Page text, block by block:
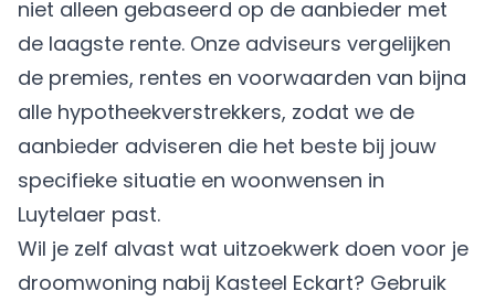
niet alleen gebaseerd op de aanbieder met
de laagste rente. Onze adviseurs vergelijken
de premies, rentes en voorwaarden van bijna
alle hypotheekverstrekkers, zodat we de
aanbieder adviseren die het beste bij jouw
specifieke situatie en woonwensen in
Luytelaer past.
Wil je zelf alvast wat uitzoekwerk doen voor je
droomwoning nabij Kasteel Eckart? Gebruik